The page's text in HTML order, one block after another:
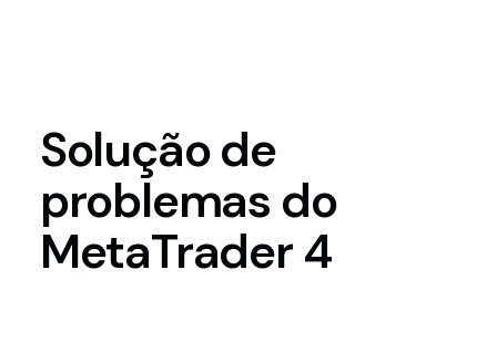
Soluçãode
problemas do
MetaTrader 4